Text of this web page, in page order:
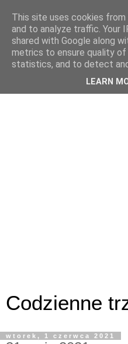
Codzienne
wtorek, 1 czerwca 2021
This site uses cookies
and to analyze traffic. Your
shared with Google along
metrics to ensure quality of
statistics, and to detect
LEARN